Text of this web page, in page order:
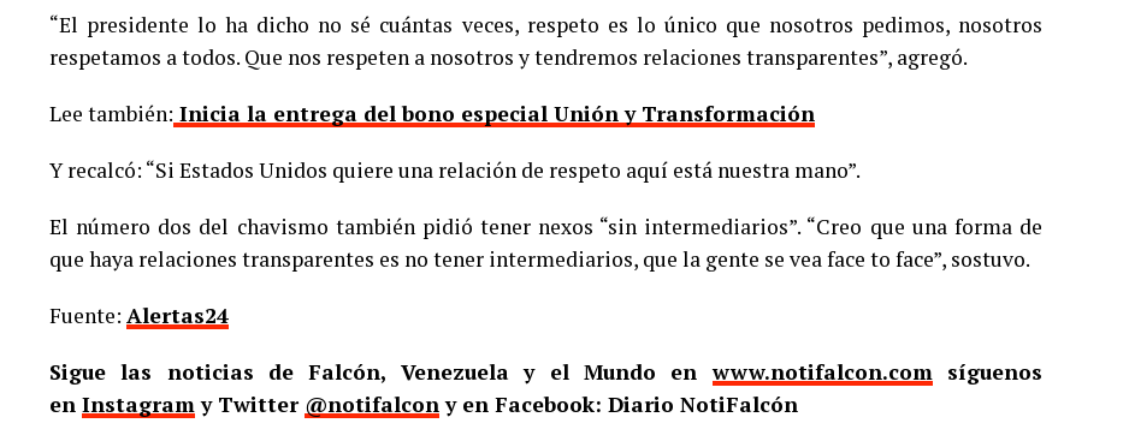
“El presidente lo ha dicho no sé cuántas veces, respeto es lo único que nosotros pedimos, nosotros
respetamos a todos. Que nos respeten a nosotros y tendremos relaciones transparentes”, agregó.
Lee también: Inicia la entrega del bono especial Unión y Transformación
Y recalcó: “Si Estados Unidos quiere una relación de respeto aquí está nuestra mano”.
El número dos del chavismo también pidió tener nexos “sin intermediarios”. “Creo que una forma de
que haya relaciones transparentes es no tener intermediarios, que la gente se vea face to face”, sostuvo.
Fuente: Alertas24
Sigue las noticias de Falcón, Venezuela y el Mundo enwww.notifalcon.comsíguenos
en Instagramy Twitter @notifalcony en Facebook: Diario NotiFalcón